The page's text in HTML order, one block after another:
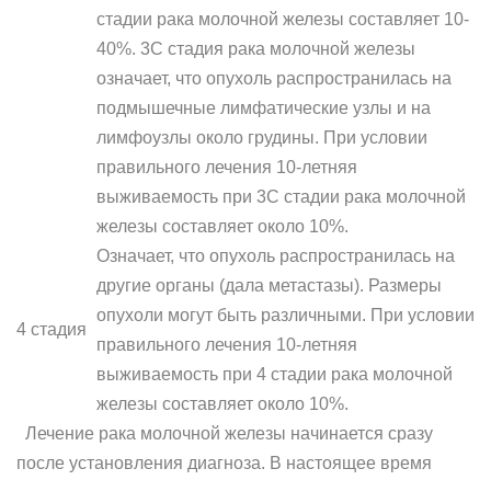
стадии рака молочной железы составляет 10-
40%. 3С стадия рака молочной железы
означает, что опухоль распространилась на
подмышечные лимфатические узлы и на
лимфоузлы около грудины. При условии
правильного лечения 10-летняя
выживаемость при 3С стадии рака молочной
железы составляет около 10%.
4 стадия
Означает, что опухоль распространилась на
другие органы (дала метастазы). Размеры
опухоли могут быть различными. При условии
правильного лечения 10-летняя
выживаемость при 4 стадии рака молочной
железы составляет около 10%.
Лечение рака молочной железы начинается сразу
после установления диагноза. В настоящее время